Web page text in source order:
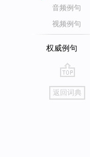
音频例句
视频例句
权威例句
go
top
返回词典